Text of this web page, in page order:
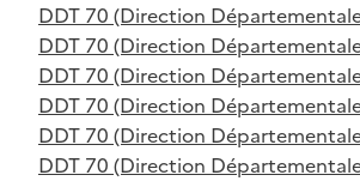
DDT 70 (Direction
DDT 70 (Direction
DDT 70 (Direction
DDT 70 (Direction
DDT 70 (Direction
DDT 70 (Direction